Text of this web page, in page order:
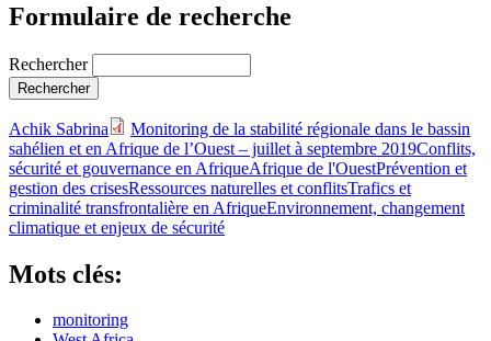
Formulaire de recherche
Rechercher
Achik Sabrina
Monitoring de la stabilité régionale dans le bassin
sahélien et en Afrique de l’Ouest – juillet à septembre 2019Conflits,
sécurité et gouvernance en AfriqueAfrique de l'OuestPrévention et
gestion des crisesRessources naturelles et conflitsTrafics et
criminalité transfrontalière en AfriqueEnvironnement, changement
climatique et enjeux de sécurité
Mots clés:
monitoring